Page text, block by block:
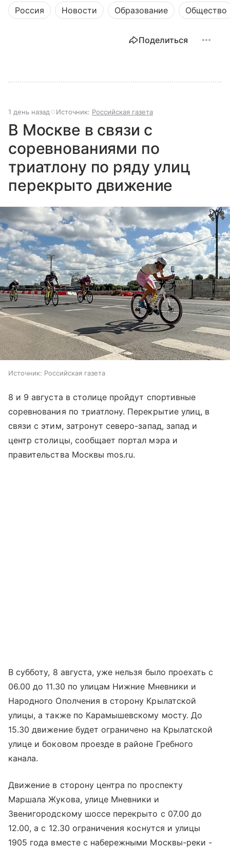
Россия Новости Образование Общество
Поделиться
1 день назад Источник: Российская газета
В Москве в связи с
соревнованиями по
триатлону по ряду улиц
перекрыто движение
Источник: Российская газета
8 и 9 августа в столице пройдут спортивные
соревнования по триатлону. Перекрытие улиц, в
связи с этим, затронут северо-запад, запад и
центр столицы, сообщает портал мэра и
правительства Москвы mos.ru.
В субботу, 8 августа, уже нельзя было проехать с
06.00 до 11.30 по улицам Нижние Мневники и
Народного Ополчения в сторону Крылатской
улицы, а также по Карамышевскому мосту. До
15.30 движение будет ограничено на Крылатской
улице и боковом проезде в районе Гребного
канала.
Движение в сторону центра по проспекту
Маршала Жукова, улице Мневники и
Звенигородскому шоссе перекрыто с 07.00 до
12.00, а с 12.30 ограничения коснутся и улицы
1905 года вместе с набережными Москвы-реки -